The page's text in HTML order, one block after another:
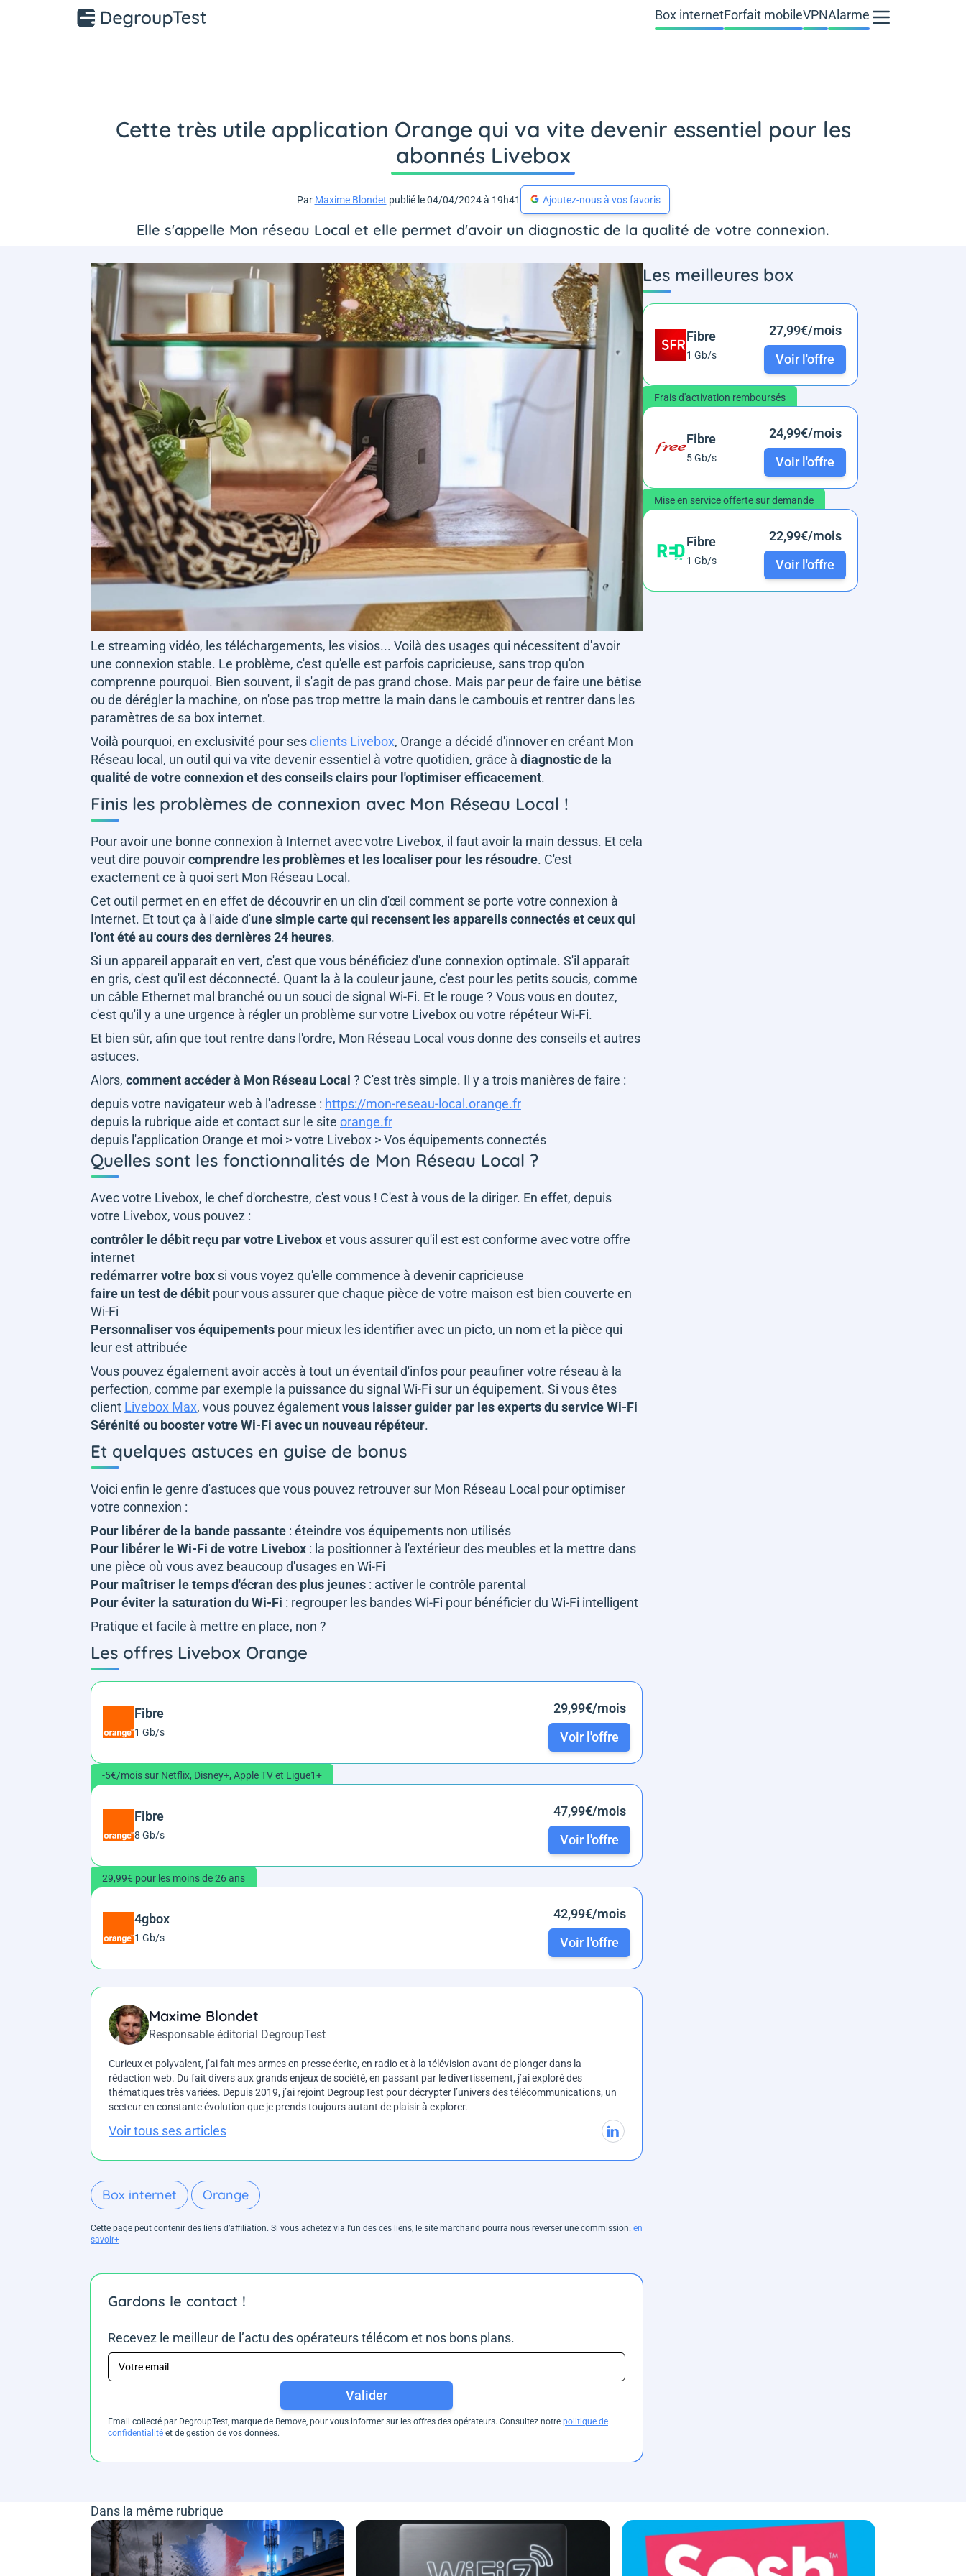
Box internetForfait mobileVPNAlarme
Cette très utile application Orange qui va vite devenir essentiel pour les
abonnés Livebox
Par Maxime Blondet publié le 04/04/2024 à 19h41 Ajoutez-nous à vos favoris
Elle s'appelle Mon réseau Local et elle permet d'avoir un diagnostic de la qualité de votre connexion.
Le streaming vidéo, les téléchargements, les visios... Voilà des usages qui nécessitent d'avoir
une connexion stable. Le problème, c'est qu'elle est parfois capricieuse, sans trop qu'on
comprenne pourquoi. Bien souvent, il s'agit de pas grand chose. Mais par peur de faire une bêtise
ou de dérégler la machine, on n'ose pas trop mettre la main dans le cambouis et rentrer dans les
paramètres de sa box internet.
Voilà pourquoi, en exclusivité pour sesclients Livebox, Orange a décidé d'innover en créant Mon
Réseau local, un outil qui va vite devenir essentiel à votre quotidien, grâce à diagnostic de la
qualité de votre connexion et des conseils clairs pour l'optimiser efficacement.
Finis les problèmes de connexion avec Mon Réseau Local !
Pour avoir une bonne connexion à Internet avec votre Livebox, il faut avoir la main dessus. Et cela
veut dire pouvoircomprendre les problèmes et les localiser pour les résoudre. C'est
exactement ce à quoi sert Mon Réseau Local.
Cet outil permet en en effet de découvrir en un clin d'œil comment se porte votre connexion à
Internet. Et tout ça à l'aide d'une simple carte qui recensent les appareils connectés et ceux qui
l'ont été au cours des dernières 24 heures.
Si un appareil apparaît en vert, c'est que vous bénéficiez d'une connexion optimale. S'il apparaît
en gris, c'est qu'il est déconnecté. Quant la à la couleur jaune, c'est pour les petits soucis, comme
un câble Ethernet mal branché ou un souci de signal Wi-Fi. Et le rouge ? Vous vous en doutez,
c'est qu'il y a une urgence à régler un problème sur votre Livebox ou votre répéteur Wi-Fi.
Et bien sûr, afin que tout rentre dans l'ordre, Mon Réseau Local vous donne des conseils et autres
astuces.
Alors, comment accéder à Mon Réseau Local ? C'est très simple. Il y a trois manières de faire :
depuis votre navigateur web à l'adresse : https://mon-reseau-local.orange.fr
depuis la rubrique aide et contact sur le site orange.fr
depuis l'application Orange et moi > votre Livebox > Vos équipements connectés
Quelles sont les fonctionnalités de Mon Réseau Local ?
Avec votre Livebox, le chef d'orchestre, c'est vous ! C'est à vous de la diriger. En effet, depuis
votre Livebox, vous pouvez :
contrôler le débit reçu par votre Liveboxet vous assurer qu'il est est conforme avec votre offre
internet
redémarrer votre box si vous voyez qu'elle commence à devenir capricieuse
faire un test de débit pour vous assurer que chaque pièce de votre maison est bien couverte en
Wi-Fi
Personnaliser vos équipements pour mieux les identifier avec un picto, un nom et la pièce qui
leur est attribuée
Vous pouvez également avoir accès à tout un éventail d'infos pour peaufiner votre réseau à la
perfection, comme par exemple la puissance du signal Wi-Fi sur un équipement. Si vous êtes
client Livebox Max, vous pouvez égalementvous laisser guider par les experts du service Wi-Fi
Sérénité ou booster votre Wi-Fi avec un nouveau répéteur.
Et quelques astuces en guise de bonus
Voici enfin le genre d'astuces que vous pouvez retrouver sur Mon Réseau Local pour optimiser
votre connexion :
Pour libérer de la bande passante : éteindre vos équipements non utilisés
Pour libérer le Wi-Fi de votre Livebox : la positionner à l'extérieur des meubles et la mettre dans
une pièce où vous avez beaucoup d'usages en Wi-Fi
Pour maîtriser le temps d'écran des plus jeunes : activer le contrôle parental
Pour éviter la saturation du Wi-Fi : regrouper les bandes Wi-Fi pour bénéficier du Wi-Fi intelligent
Pratique et facile à mettre en place, non ?
Les offres Livebox Orange
Fibre
1 Gb/s
29,99€/mois
Voir l'offre
-5€/mois sur Netflix, Disney+, Apple TV et Ligue1+
Fibre
8 Gb/s
47,99€/mois
Voir l'offre
29,99€ pour les moins de 26 ans
4gbox
1 Gb/s
42,99€/mois
Voir l'offre
Maxime Blondet
Responsable éditorial DegroupTest
Curieux et polyvalent, j’ai fait mes armes en presse écrite, en radio et à la télévision avant de plonger dans la
rédaction web. Du fait divers aux grands enjeux de société, en passant par le divertissement, j’ai exploré des
thématiques très variées. Depuis 2019, j’ai rejoint DegroupTest pour décrypter l’univers des télécommunications, un
secteur en constante évolution que je prends toujours autant de plaisir à explorer.
Voir tous ses articles
Box internet Orange
Cette page peut contenir des liens d’affiliation. Si vous achetez via l'un des ces liens, le site marchand pourra nous reverser une commission. en
savoir+
Gardons le contact !
Recevez le meilleur de l’actu des opérateurs télécom et nos bons plans.
Valider
Email collecté par DegroupTest, marque de Bemove, pour vous informer sur les offres des opérateurs. Consultez notre politique de
confidentialité et de gestion de vos données.
Les meilleures box
Fibre
1 Gb/s
27,99€/mois
Voir l'offre
Frais d'activation remboursés
Fibre
5 Gb/s
24,99€/mois
Voir l'offre
Mise en service offerte sur demande
Fibre
1 Gb/s
22,99€/mois
Voir l'offre
Dans la même rubrique